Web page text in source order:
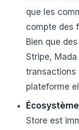
que les
compte des
Bien que
Stripe,
transactions
plateforme
Store est